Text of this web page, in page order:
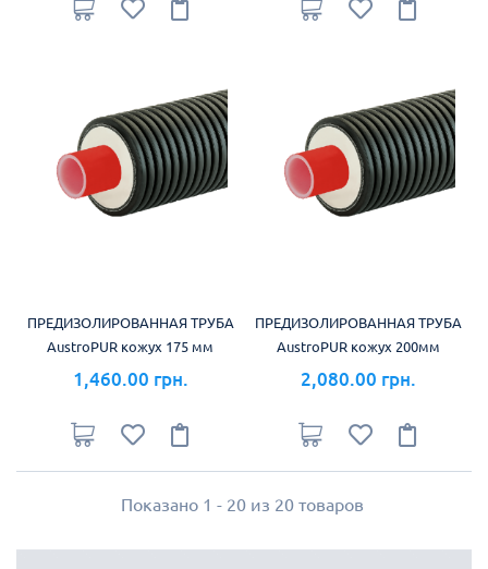
ПРЕДИЗОЛИРОВАННАЯ ТРУБА
AustroPUR кожух 175 мм
1,460.00 грн.
ПРЕДИЗОЛИРОВАННАЯ ТРУБА
AustroPUR кожух 200мм
2,080.00 грн.
Показано 1 - 20 из 20 товаров